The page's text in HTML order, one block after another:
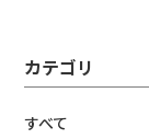
カテゴリ
すべて